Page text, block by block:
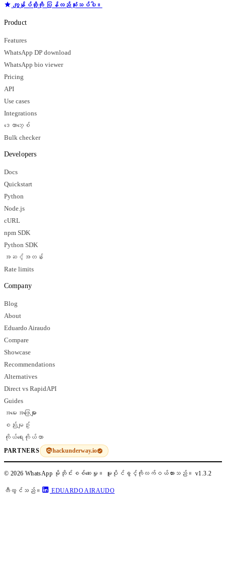
ကျွန်ုပ်တို့ကို ပြန်လည်သုံးသပ်ပါ။
Product
Features
WhatsApp DP download
WhatsApp bio viewer
Pricing
API
Use cases
Integrations
ဒေတာဘေ့စ်
Bulk checker
Developers
Docs
Quickstart
Python
Node.js
cURL
npm SDK
Python SDK
အဆင့်အတန်း
Rate limits
Company
Blog
About
Eduardo Airaudo
Compare
Showcase
Recommendations
Alternatives
Direct vs RapidAPI
Guides
အမေးအဖြေများ
စည်းမျဥ်း
ကိုယ်ရေးကိုယ်တာ
PARTNERS hackunderway.io
© 2026 WhatsApp မိုဘိုင်းစစ်ဆေးမှု။ မူပိုင်ခွင့်ကိုလက်ဝယ်ထားသည်။ v1.3.2
တီထွင်သည်။ EDUARDO AIRAUDO